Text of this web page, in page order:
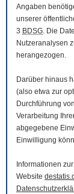
Angaben
unserer
3 BDSG. Die
Nutzeranalysen
herangezogen.
Darüber hinaus
(also etwa zur
Durchführung
Verarbeitung
abgegebene
Einwilligung
Informationen
Website